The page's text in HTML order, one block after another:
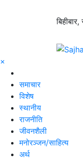
×
समाचार
विशेष
स्थानीय
राजनीति
जीवनशैली
मनोरञ्जन/साहित्य
अर्थ